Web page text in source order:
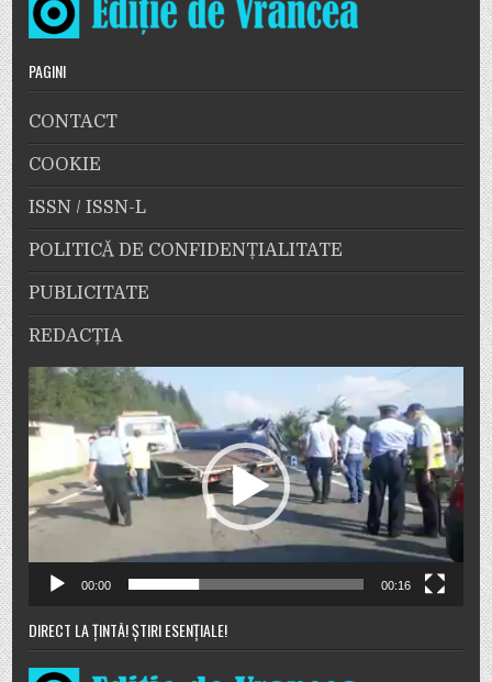
PAGINI
CONTACT
COOKIE
ISSN / ISSN-L
POLITICĂ DE CONFIDENȚIALITATE
PUBLICITATE
REDACȚIA
Player
video
00:00 00:16
DIRECT LA ȚINTĂ! ȘTIRI ESENȚIALE!